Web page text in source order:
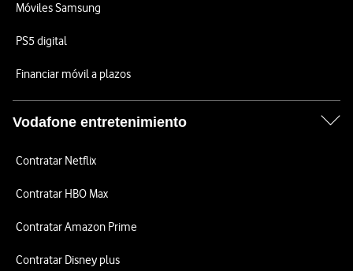
Móviles Samsung
PS5 digital
Financiar móvil a plazos
Vodafone entretenimiento
Contratar Netflix
Contratar HBO Max
Contratar Amazon Prime
Contratar Disney plus